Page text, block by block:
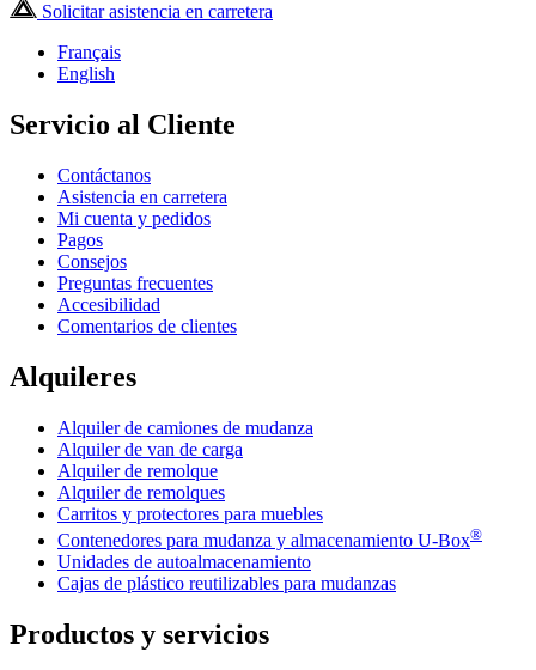
Solicitar asistencia en carretera
Français
English
Servicio al Cliente
Contáctanos
Asistencia en carretera
Mi cuenta y pedidos
Pagos
Consejos
Preguntas frecuentes
Accesibilidad
Comentarios de clientes
Alquileres
Alquiler de camiones de mudanza
Alquiler de van de carga
Alquiler de remolque
Alquiler de remolques
Carritos y protectores para muebles
Contenedores para mudanza y almacenamiento U-Box®
Unidades de autoalmacenamiento
Cajas de plástico reutilizables para mudanzas
Productos y servicios